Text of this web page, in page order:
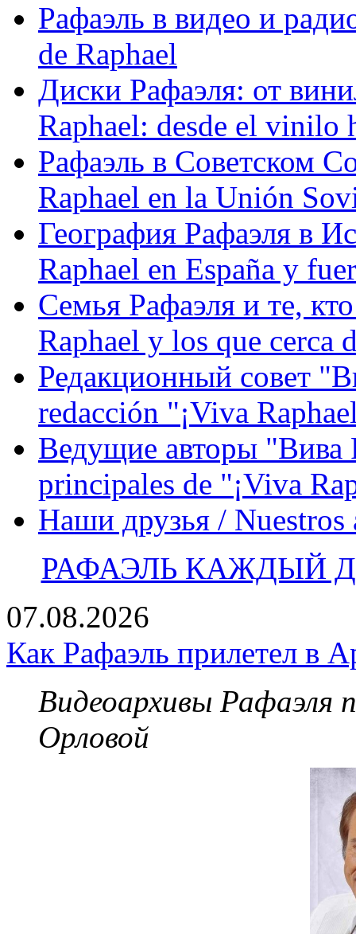
Рафаэль в видео и
de Raphael
Диски Рафаэля: от
Raphael: desde el vinilo
Рафаэль в Советском
Raphael en la Unión
География Рафаэля в
Raphael en España y
Семья Рафаэля и те,
Raphael y los que cerca
Редакционный совет
redacción "¡Viva
Ведущие авторы "Вива
principales de "¡Viva
Наши друзья / Nuestros
РАФАЭЛЬ КАЖДЫЙ
07.08.2026
Как Рафаэль прилетел в
Видеоархивы Рафаэля
Орловой